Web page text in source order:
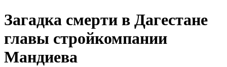
Загадка смерти в Дагестане
главы стройкомпании
Мандиева